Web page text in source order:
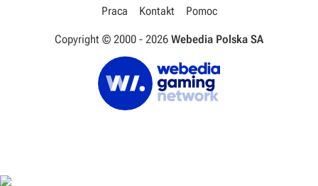
Praca
Kontakt Pomoc
Copyright © 2000 - 2026 Webedia Polska SA